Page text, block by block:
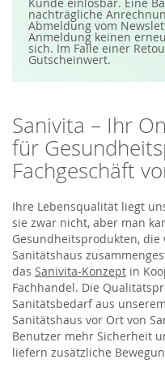
i
e
s
i
c
f
n
s
e
r
e
n
e
s
l
e
t
t
e
r
a
n
Kunde einlösbar. Eine
nachträgliche
Abmeldung vom
Anmeldung keinen
sich. Im Falle einer
Gutscheinwert.
Sanivita – Ihr
für
Fachgeschäft
Ihre Lebensqualität liegt
sie zwar nicht, aber man
Gesundheitsprodukten,
Sanitätshaus
das Sanivita-Konzept in
Fachhandel. Die
Sanitätsbedarf aus
Sanitätshaus vor Ort von
Benutzer mehr Sicherheit
liefern zusätzliche